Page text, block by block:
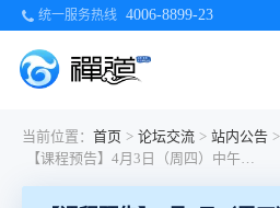
统一服务热线 4006-8899-23
当前位置： 首页 > 论坛交流 > 站内公告 >
【课程预告】4月3日（周四）中午12点，【IPD集成产品开发管理体系】系列课程01（主讲人：王明兰）